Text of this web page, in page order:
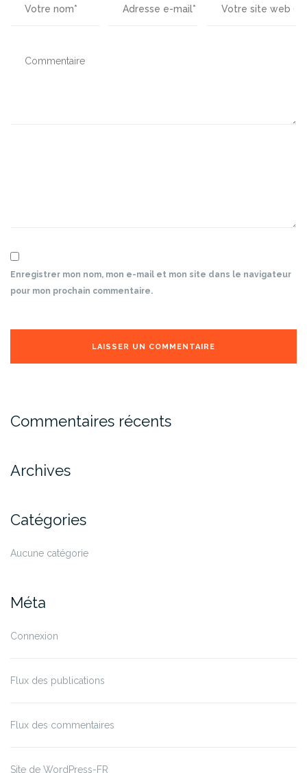
Enregistrer mon nom, mon e-mail et mon site dans le navigateur
pour mon prochain commentaire.
Commentaires récents
Archives
Catégories
Aucune catégorie
Méta
Connexion
Flux des publications
Flux des commentaires
Site de WordPress-FR